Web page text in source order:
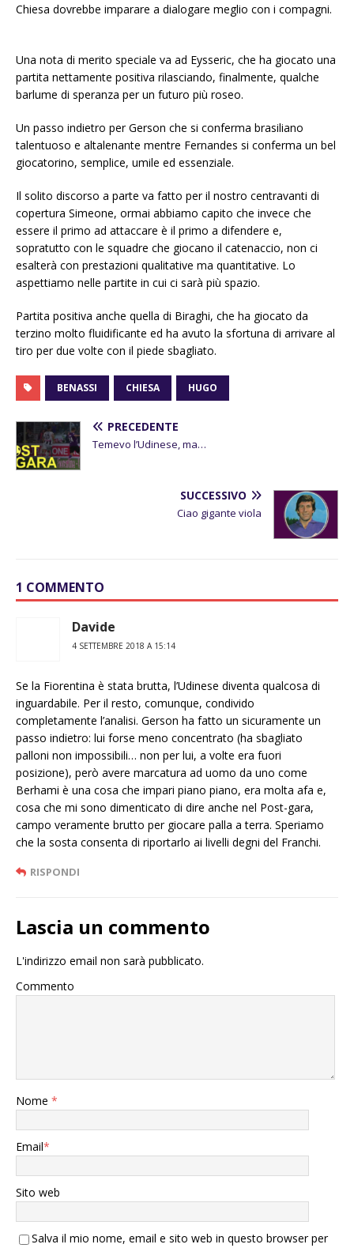
Chiesa dovrebbe imparare a dialogare meglio con i compagni.
Una nota di merito speciale va ad Eysseric, che ha giocato una
partita nettamente positiva rilasciando, finalmente, qualche
barlume di speranza per un futuro più roseo.
Un passo indietro per Gerson che si conferma brasiliano
talentuoso e altalenante mentre Fernandes si conferma un bel
giocatorino, semplice, umile ed essenziale.
Il solito discorso a parte va fatto per il nostro centravanti di
copertura Simeone, ormai abbiamo capito che invece che
essere il primo ad attaccare è il primo a difendere e,
sopratutto con le squadre che giocano il catenaccio, non ci
esalterà con prestazioni qualitative ma quantitative. Lo
aspettiamo nelle partite in cui ci sarà più spazio.
Partita positiva anche quella di Biraghi, che ha giocato da
terzino molto fluidificante ed ha avuto la sfortuna di arrivare al
tiro per due volte con il piede sbagliato.
BENASSI CHIESA HUGO
PRECEDENTE
Temevo l’Udinese, ma…
SUCCESSIVO
Ciao gigante viola
1 COMMENTO
Davide
4 SETTEMBRE 2018 A 15:14
Se la Fiorentina è stata brutta, l’Udinese diventa qualcosa di
inguardabile. Per il resto, comunque, condivido
completamente l’analisi. Gerson ha fatto un sicuramente un
passo indietro: lui forse meno concentrato (ha sbagliato
palloni non impossibili… non per lui, a volte era fuori
posizione), però avere marcatura ad uomo da uno come
Berhami è una cosa che impari piano piano, era molta afa e,
cosa che mi sono dimenticato di dire anche nel Post-gara,
campo veramente brutto per giocare palla a terra. Speriamo
che la sosta consenta di riportarlo ai livelli degni del Franchi.
RISPONDI
Lascia un commento
L'indirizzo email non sarà pubblicato.
Commento
Nome *
Email*
Sito web
Salva il mio nome, email e sito web in questo browser per